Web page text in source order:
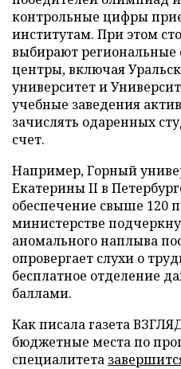
контрольные цифры
институтам. При этом
выбирают региональные
центры, включая
университет и
учебные заведения
зачислять одаренных
счет.
Например, Горный
Екатерины II в
обеспечение свыше 120
министерстве
аномального наплыва
опровергает слухи о
бесплатное отделение
баллами.
Как писала газета
бюджетные места по
специалитета